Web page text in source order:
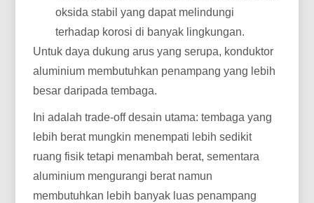
oksida stabil yang dapat melindungi
terhadap korosi di banyak lingkungan.
Untuk daya dukung arus yang serupa, konduktor
aluminium membutuhkan penampang yang lebih
besar daripada tembaga.
Ini adalah trade-off desain utama: tembaga yang
lebih berat mungkin menempati lebih sedikit
ruang fisik tetapi menambah berat, sementara
aluminium mengurangi berat namun
membutuhkan lebih banyak luas penampang